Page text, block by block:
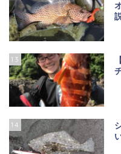
13
14